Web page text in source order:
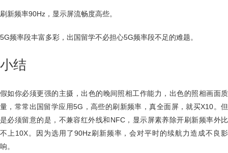
刷新频率90Hz，显示屏流畅度高些。
5G频率段丰富多彩，出国留学不必担心5G频率段不足的难题。
小结
假如你必须更强的主摄，出色的晚间照相工作能力，出色的照相画面质
量，常常出国留学应用5G，高些的刷新频率，真全面屏，就买X10。但
是必须留意的是，不兼容红外线和NFC，显示屏素养除开刷新频率外比
不上10X。因为选用了90Hz刷新频率，会对平时的续航力造成不良影
响。